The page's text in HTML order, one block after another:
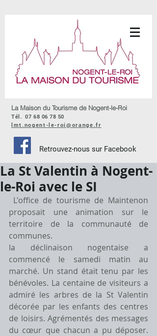
La Maison du Tourisme de Nogent-le-Roi
Tél.07 68 06 78 50
lmt.nogent-le-roi@orange.fr
Retrouvez-nous sur Facebook
La St Valentin à Nogent-
le-Roi avec le SI
proposait une animation sur le
territoire de la communauté de
communes.
la déclinaison nogentaise a
commencé le samedi matin au
marché. Un stand était tenu par les
bénévoles. La centaine de visiteurs a
admiré les arbres de la St Valentin
décorée par les enfants des centres
de loisirs. Agrémentés des messages
du cœur que chacun a pu déposer.